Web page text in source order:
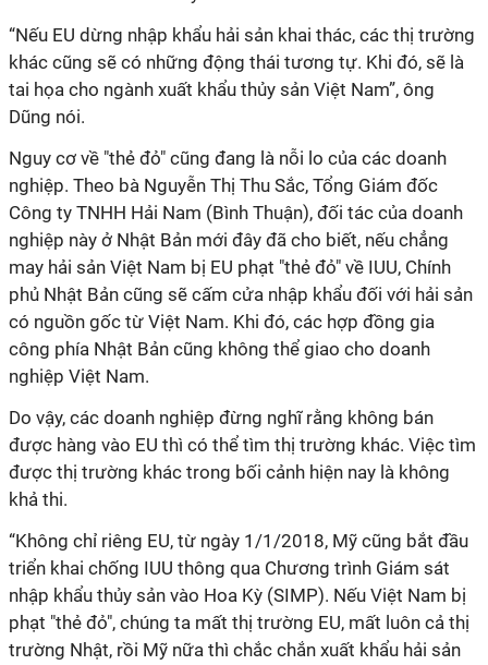
“Nếu EU dừng nhập khẩu hải sản khai thác, các thị trường
khác cũng sẽ có những động thái tương tự. Khi đó, sẽ là
tai họa cho ngành xuất khẩu thủy sản Việt Nam”, ông
Dũng nói.
Nguy cơ về "thẻ đỏ" cũng đang là nỗi lo của các doanh
nghiệp. Theo bà Nguyễn Thị Thu Sắc, Tổng Giám đốc
Công ty TNHH Hải Nam (Bình Thuận), đối tác của doanh
nghiệp này ở Nhật Bản mới đây đã cho biết, nếu chẳng
may hải sản Việt Nam bị EU phạt "thẻ đỏ" về IUU, Chính
phủ Nhật Bản cũng sẽ cấm cửa nhập khẩu đối với hải sản
có nguồn gốc từ Việt Nam. Khi đó, các hợp đồng gia
công phía Nhật Bản cũng không thể giao cho doanh
nghiệp Việt Nam.
Do vậy, các doanh nghiệp đừng nghĩ rằng không bán
được hàng vào EU thì có thể tìm thị trường khác. Việc tìm
được thị trường khác trong bối cảnh hiện nay là không
khả thi.
“Không chỉ riêng EU, từ ngày 1/1/2018, Mỹ cũng bắt đầu
triển khai chống IUU thông qua Chương trình Giám sát
nhập khẩu thủy sản vào Hoa Kỳ (SIMP). Nếu Việt Nam bị
phạt "thẻ đỏ", chúng ta mất thị trường EU, mất luôn cả thị
trường Nhật, rồi Mỹ nữa thì chắc chắn xuất khẩu hải sản